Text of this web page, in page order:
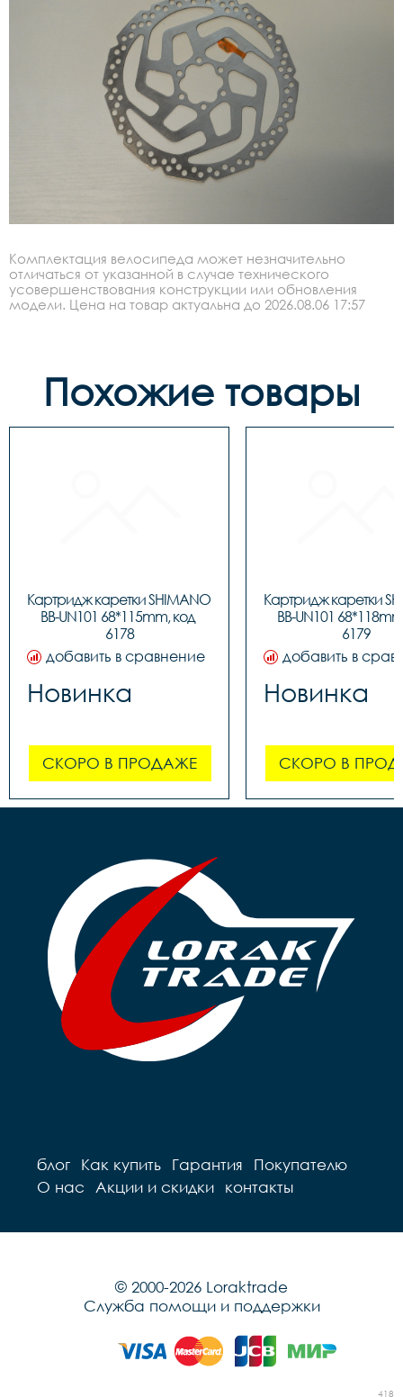
Комплектация велосипеда может незначительно
отличаться от указанной в случае технического
усовершенствования конструкции или обновления
модели. Цена на товар актуальна до 2026.08.06 17:57
Похожие товары
Картридж каретки SHIMANO
BB-UN101 68*115mm, код
6178
добавить в сравнение
Новинка
СКОРО В ПРОДАЖЕ
Картридж каретки
BB-UN101
6179
добавить в
Новинка
СКОРО В
блог Как купить Гарантия
Покупателю
О нас
Акции и скидки контакты
© 2000-2026 Loraktrade
Служба помощи и поддержки
418